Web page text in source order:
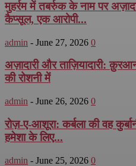
मुहर्रम में तबर्रुक के नाम पर
कैप्सूल, एक आरोपी...
admin - June 27, 2026 0
अज़ादारी और ताज़ियादारी:
की रोशनी में
admin - June 26, 2026 0
रोज़-ए-आशूरा: कर्बला की वह
हमेशा के लिए...
admin - June 25, 2026 0